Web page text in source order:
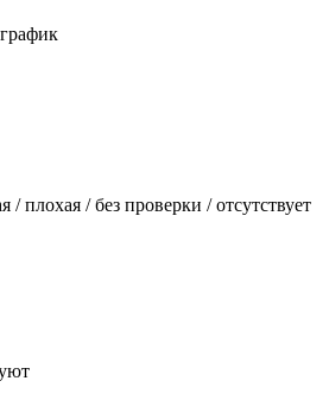
/ плохая / без проверки / отсутствует